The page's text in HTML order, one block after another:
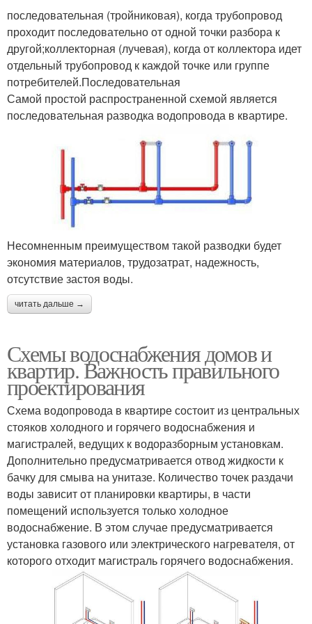
последовательная (тройниковая), когда трубопровод
проходит последовательно от одной точки разбора к
другой;коллекторная (лучевая), когда от коллектора идет
отдельный трубопровод к каждой точке или группе
потребителей.Последовательная
Самой простой распространенной схемой является
последовательная разводка водопровода в квартире.
Несомненным преимуществом такой разводки будет
экономия материалов, трудозатрат, надежность,
отсутствие застоя воды.
читать дальше →
Схемы водоснабжения домов и
квартир. Важность правильного
проектирования
Схема водопровода в квартире состоит из центральных
стояков холодного и горячего водоснабжения и
магистралей, ведущих к водоразборным установкам.
Дополнительно предусматривается отвод жидкости к
бачку для смыва на унитазе. Количество точек раздачи
воды зависит от планировки квартиры, в части
помещений используется только холодное
водоснабжение. В этом случае предусматривается
установка газового или электрического нагревателя, от
которого отходит магистраль горячего водоснабжения.